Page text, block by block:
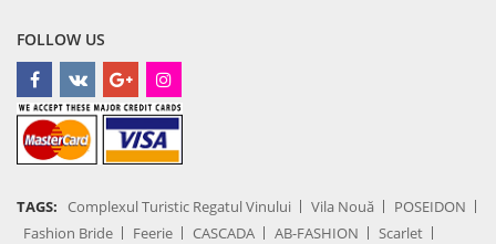
FOLLOW US
TAGS: Complexul Turistic Regatul Vinului Vila Nouă
POSEIDON
Fashion Bride
Feerie CASCADA AB-FASHION
Scarlet